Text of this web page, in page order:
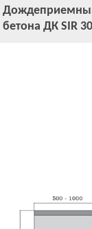
бетона ДК SIR